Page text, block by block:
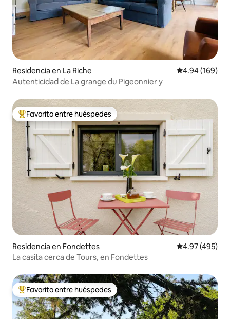
Residencia en La Riche Calificación
4.94 (169)
Autenticidad de La grange du Pigeonnier y
De los mejores en Favorito entre huéspedes
Favorito entre huéspedes
Residencia en Fondettes Calificación
4.97 (495)
La casita cerca de Tours, en Fondettes
De los mejores en Favorito entre huéspedes
Favorito entre huéspedes